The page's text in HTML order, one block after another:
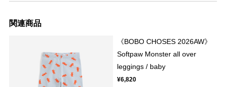
関連商品
《BOBO CHOSES 2026AW》
Softpaw Monster all over
leggings / baby
¥6,820